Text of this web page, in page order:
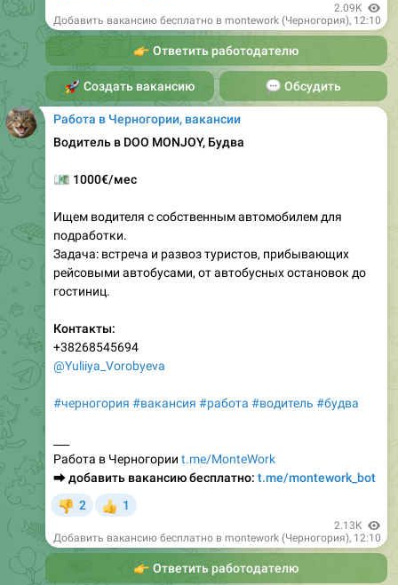
2.09K
Добавить вакансию бесплатно в montework (Черногория), 12:10
👉Ответить работодателю
Создать вакансию💬Обсудить
Работа в Черногории, вакансии
Водитель в DOO MONJOY, Будва
1000€/мес
Ищем водителя с собственным автомобилем для
подработки.
Задача: встреча и развоз туристов, прибывающих
рейсовыми автобусами, от автобусных остановок до
гостиниц.
Контакты:
+38268545694
@Yuliiya_Vorobyeva
#черногория #вакансия #работа #водитель #будва
Работа в Черногории t.me/MonteWork
⮕добавить вакансию бесплатно: t.me/montework_bot
2 1
2.13K
Добавить вакансию бесплатно в montework (Черногория), 12:10
👉Ответить работодателю